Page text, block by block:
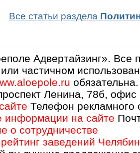
Все статьи раздела
Адвертайзинг».
частичном
обязательна.
Ленина, 78б, офис
Телефон рекламного
информации на сайте
о сотрудничестве
рейтинг заведений